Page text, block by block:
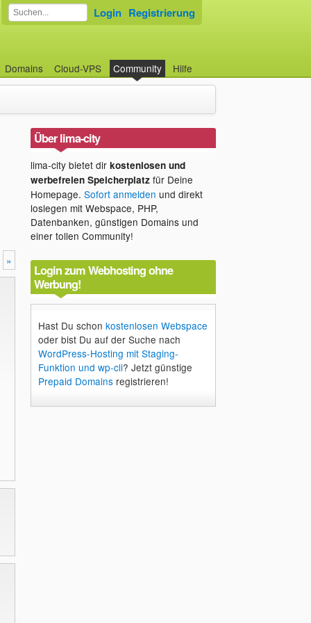
Domains Cloud-VPS Community Hilfe
Login Registrierung
»
Über lima-city
lima-city bietet dir kostenlosen und
werbefreien Speicherplatzfür Deine
Homepage. Sofort anmelden und direkt
loslegen mit Webspace, PHP,
Datenbanken, günstigen Domains und
einer tollen Community!
Login zum Webhosting ohne
Werbung!
Hast Du schon kostenlosen Webspace
oder bist Du auf der Suche nach
WordPress-Hosting mit Staging-
Funktion und wp-cli? Jetzt günstige
Prepaid Domainsregistrieren!